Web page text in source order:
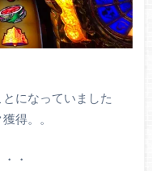
になっていました
得。。
・